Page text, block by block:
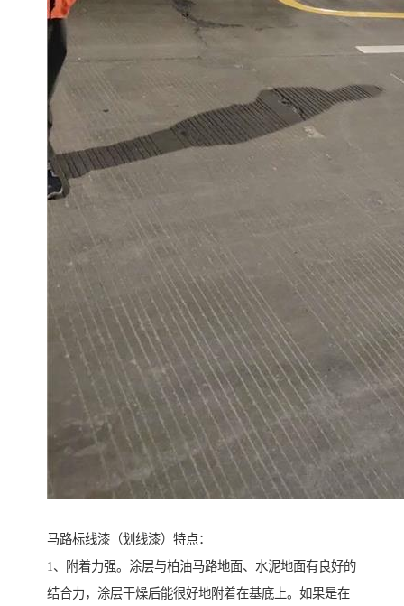
马路标线漆（划线漆）特点：
1、附着力强。涂层与柏油马路地面、水泥地面有良好的
结合力，涂层干燥后能很好地附着在基底上。如果是在